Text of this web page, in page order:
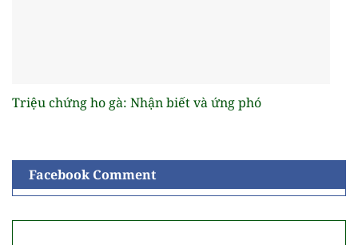
Triệu chứng ho gà: Nhận biết và ứng phó
Facebook Comment